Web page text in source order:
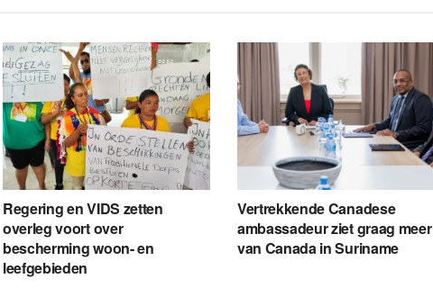
Regering en VIDS zetten
overleg voort over
bescherming woon- en
leefgebieden
Vertrekkende Canadese
ambassadeur ziet graag meer
van Canada in Suriname